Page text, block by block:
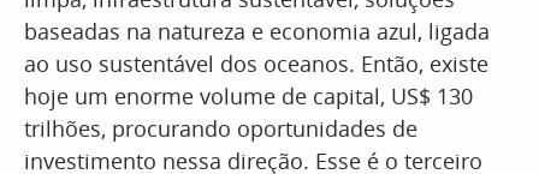
baseadas na natureza e economia azul, ligada
ao uso sustentável dos oceanos. Então, existe
hoje um enorme volume de capital, US$ 130
trilhões, procurando oportunidades de
investimento nessa direção. Esse é o terceiro